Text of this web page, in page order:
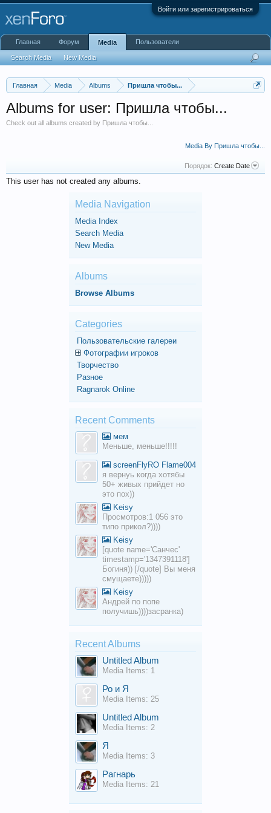
Войти или зарегистрироваться
Главная Media Albums Пришла чтобы...
Albums for user: Пришла чтобы...
Check out all albums created by Пришла чтобы...
Media By Пришла чтобы...
Порядок: Create Date
This user has not created any albums.
Media Navigation
Media Index
Search Media
New Media
Albums
Browse Albums
Categories
Пользовательские галереи
Фотографии игроков
Творчество
Разное
Ragnarok Online
Recent Comments
мем
Меньше, меньше!!!!!
screenFlyRO Flame004
я вернуь когда хотябы
50+ живых прийдет но
это пох))
Keisy
Просмотров:1 056 это
типо прикол?))))
Keisy
[quote name='Санчес'
timestamp='1347391118']
Богиня)) [/quote] Вы меня
смущаете)))))
Keisy
Андрей по попе
получишь))))засранка)
Recent Albums
Untitled Album
Media Items: 1
Ро и Я
Media Items: 25
Untitled Album
Media Items: 2
Я
Media Items: 3
Рагнарь
Media Items: 21
Главная Форум Media
Search Media New Media
Пользователи